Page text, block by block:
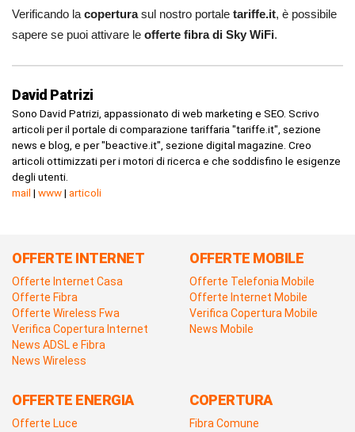
Verificando la coperturasul nostro portale tariffe.it, è possibile
sapere se puoi attivare le offerte fibra di Sky WiFi.
David Patrizi
Sono David Patrizi, appassionato di web marketing e SEO. Scrivo
articoli per il portale di comparazione tariffaria "tariffe.it", sezione
news e blog, e per "beactive.it", sezione digital magazine. Creo
articoli ottimizzati per i motori di ricerca e che soddisfino le esigenze
degli utenti.
mail | www| articoli
OFFERTE INTERNET
Offerte Internet Casa
Offerte Fibra
Offerte Wireless Fwa
Verifica Copertura Internet
News ADSL e Fibra
News Wireless
OFFERTE MOBILE
Offerte Telefonia Mobile
Offerte Internet Mobile
Verifica Copertura Mobile
News Mobile
OFFERTE ENERGIA
Offerte Luce
COPERTURA
Fibra Comune